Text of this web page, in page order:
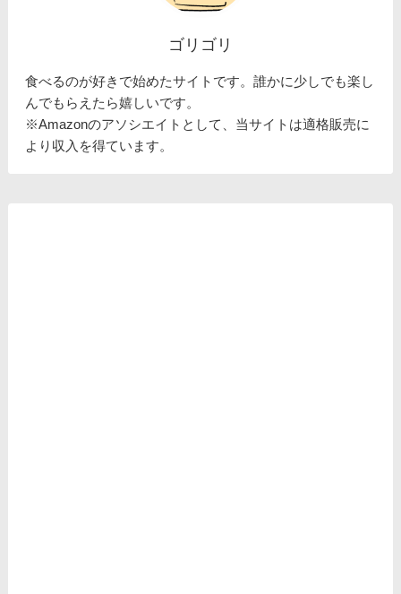
ゴリゴリ
食べるのが好きで始めたサイトです。誰かに少しでも楽し
んでもらえたら嬉しいです。
※Amazonのアソシエイトとして、当サイトは適格販売に
より収入を得ています。